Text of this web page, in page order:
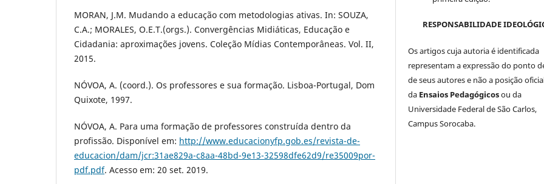
MORAN, J.M. Mudando a educação com metodologias ativas. In: SOUZA,
C.A.; MORALES, O.E.T.(orgs.). Convergências Midiáticas, Educação e
Cidadania: aproximações jovens. Coleção Mídias Contemporâneas. Vol. II,
2015.
NÓVOA, A. (coord.). Os professores e sua formação. Lisboa-Portugal, Dom
Quixote, 1997.
NÓVOA, A. Para uma formação de professores construída dentro da
profissão. Disponível em: http://www.educacionyfp.gob.es/revista-de-
educacion/dam/jcr:31ae829a-c8aa-48bd-9e13-32598dfe62d9/re35009por-
pdf.pdf. Acesso em: 20 set. 2019.
RESPONSABILIDADE
Os artigos cuja autoria é identificada
representam a expressão do ponto
de seus autores e não a posição
da Ensaios Pedagógicosou da
Universidade Federal de São Carlos,
Campus Sorocaba.